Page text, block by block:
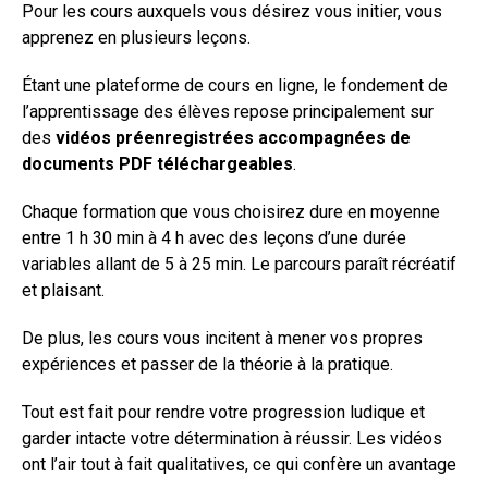
Pour les cours auxquels vous désirez vous initier, vous
apprenez en plusieurs leçons.
Étant une plateforme de cours en ligne, le fondement de
l’apprentissage des élèves repose principalement sur
des vidéos préenregistrées accompagnées de
documents PDF téléchargeables.
Chaque formation que vous choisirez dure en moyenne
entre 1 h 30 min à 4 h avec des leçons d’une durée
variables allant de 5 à 25 min. Le parcours paraît récréatif
et plaisant.
De plus, les cours vous incitent à mener vos propres
expériences et passer de la théorie à la pratique.
Tout est fait pour rendre votre progression ludique et
garder intacte votre détermination à réussir. Les vidéos
ont l’air tout à fait qualitatives, ce qui confère un avantage